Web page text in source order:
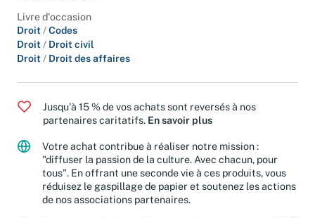
Livre d'occasion
Droit /Codes
Droit / Droit civil
Droit / Droit des affaires
Jusqu'à 15 % de vos achats sont reversés à nos
partenaires caritatifs. En savoir plus
Votre achat contribue à réaliser notre mission :
"diffuser la passion de la culture. Avec chacun, pour
tous". En offrant une seconde vie à ces produits, vous
réduisez le gaspillage de papier et soutenez les actions
de nos associations partenaires.